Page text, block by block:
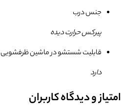
جنس درب
پیرکس حرارت دیده
قابلیت شستشو در ماشین ظرفشویی
دارد
امتیاز و دیدگاه کاربران